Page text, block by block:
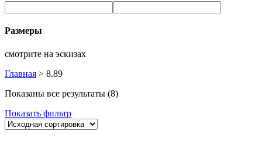
Размеры
смотрите на эскизах
Главная > 8.89
Показаны все результаты (8)
Показать фильтр